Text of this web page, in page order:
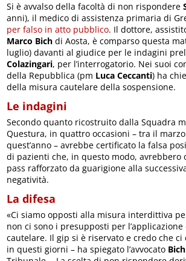
Si è avvalso della facoltà di non rispondere
anni), il medico di assistenza primaria di
per falso in atto pubblico. Il dottore,
Marco Bich di Aosta, è comparso questa
luglio) davanti al giudice per le indagini
Colazingari, per l’interrogatorio. Nei suoi
della Repubblica (pm Luca Ceccanti) ha
della misura cautelare della sospensione.
Le indagini
Secondo quanto ricostruito dalla Squadra
Questura, in quattro occasioni – tra il
quest’anno – avrebbe certificato la falsa
di pazienti che, in questo modo, avrebbero
pass rafforzato da guarigione alla
negatività.
La difesa
«Ci siamo opposti alla misura interdittiva
non ci sono i presupposti per
cautelare. Il gip si è riservato e credo che
in questi giorni – ha spiegato l’avvocato Bich